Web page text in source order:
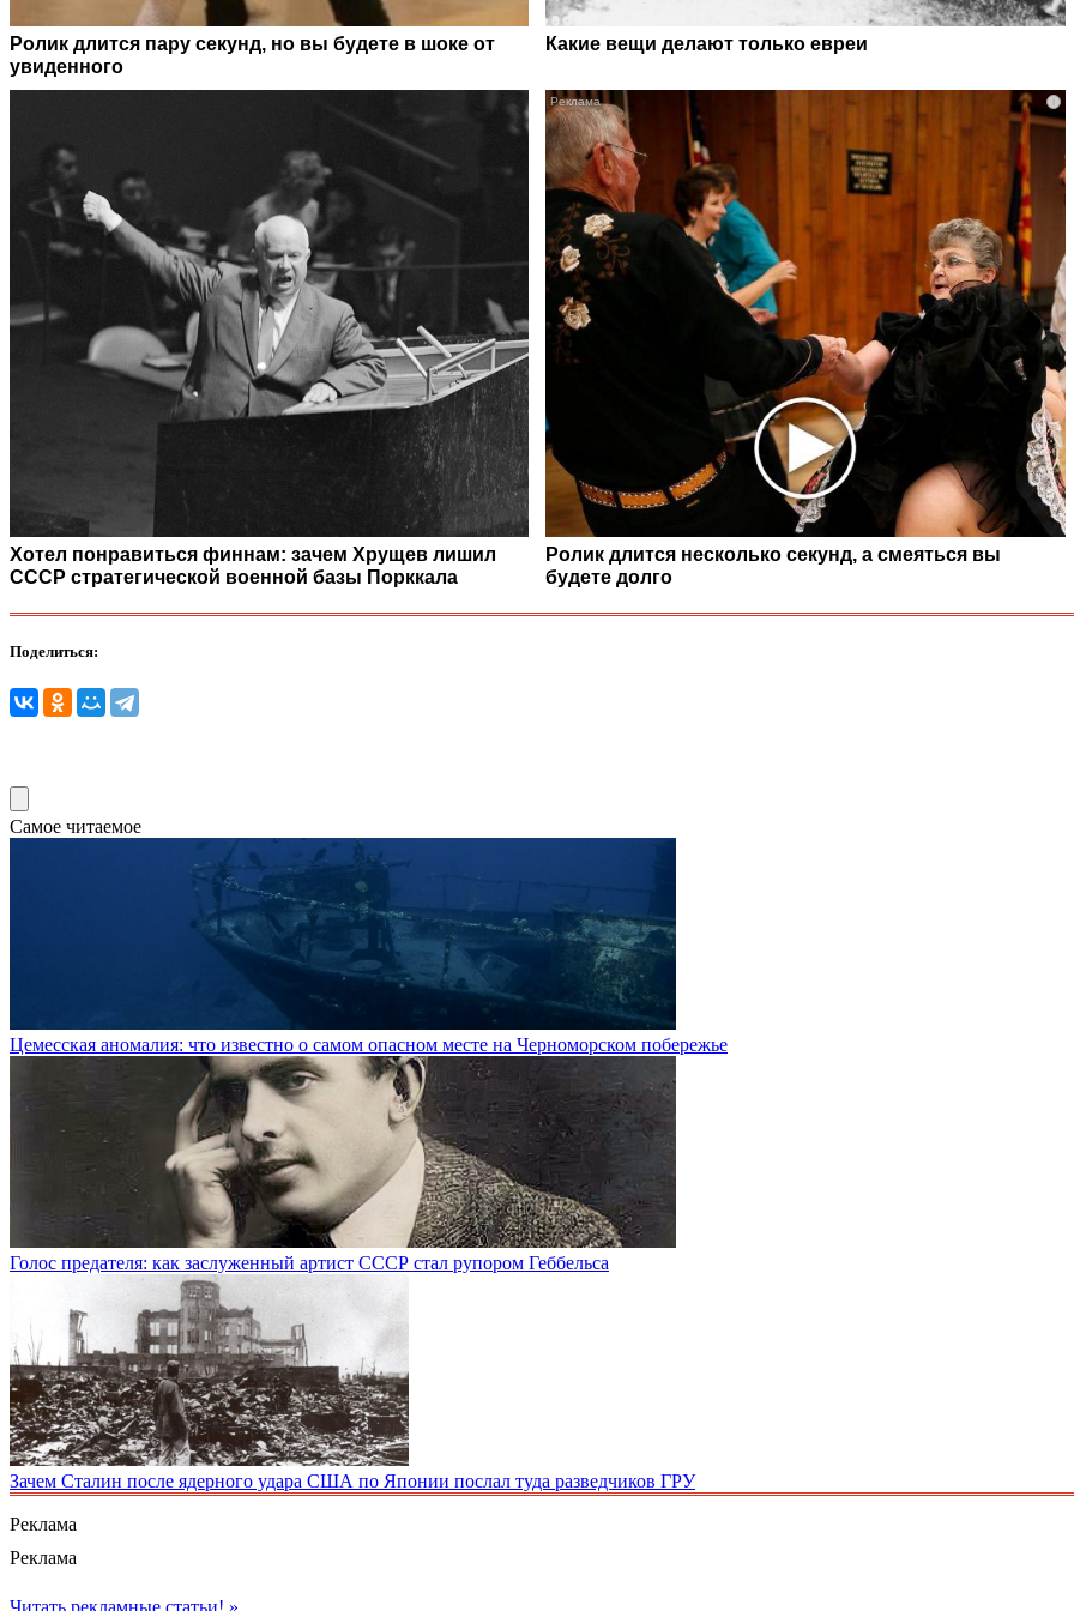
Ролик длится пару секунд, но вы будете в шоке от
увиденного
Какие вещи делают только евреи
Хотел понравиться финнам: зачем Хрущев лишил
СССР стратегической военной базы Порккала
i
Ролик длится несколько секунд, а смеяться вы
будете долго
Поделиться:
Самое читаемое
Цемесская аномалия: что известно о самом опасном месте на Черноморском побережье
Голос предателя: как заслуженный артист СССР стал рупором Геббельса
Зачем Сталин после ядерного удара США по Японии послал туда разведчиков ГРУ
Реклама
Реклама